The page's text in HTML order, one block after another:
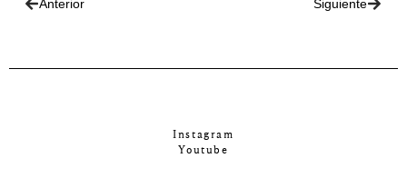
Anterior Siguiente
Instagram
Youtube